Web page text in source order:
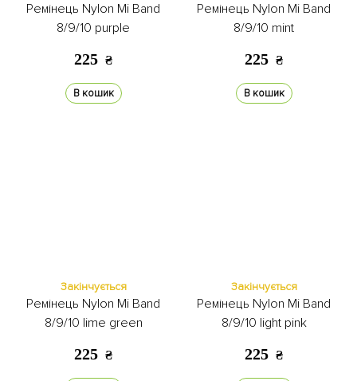
Ремінець Nylon Mi Band
8/9/10 purple
225 ₴
В кошик
Ремінець Nylon Mi Band
8/9/10 mint
225 ₴
В кошик
Закінчується
Ремінець Nylon Mi Band
8/9/10 lime green
225 ₴
Закінчується
Ремінець Nylon Mi Band
8/9/10 light pink
225 ₴